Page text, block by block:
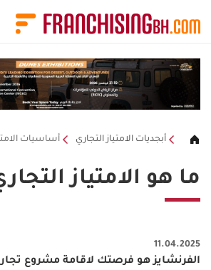
أبجديات الامتياز التجاري أساسيات
ما هو الامتياز
11.04.2025
الفرنشايز هو فرصتك لاقامة مشروع
لوحة